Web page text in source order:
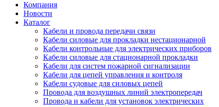
Компания
Новости
Каталог
Кабели и провода передачи связи
Кабели силовые для прокладки нестационарной
Кабели контрольные для электрических приборов
Кабели силовые для стационарной прокладки
Кабели для систем пожарной сигнализации
Кабели для цепей управления и контроля
Кабели судовые для силовых цепей
Провода для воздушных линий электропередач
Провода и кабели для установок электрических